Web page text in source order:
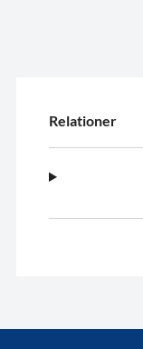
Relationer